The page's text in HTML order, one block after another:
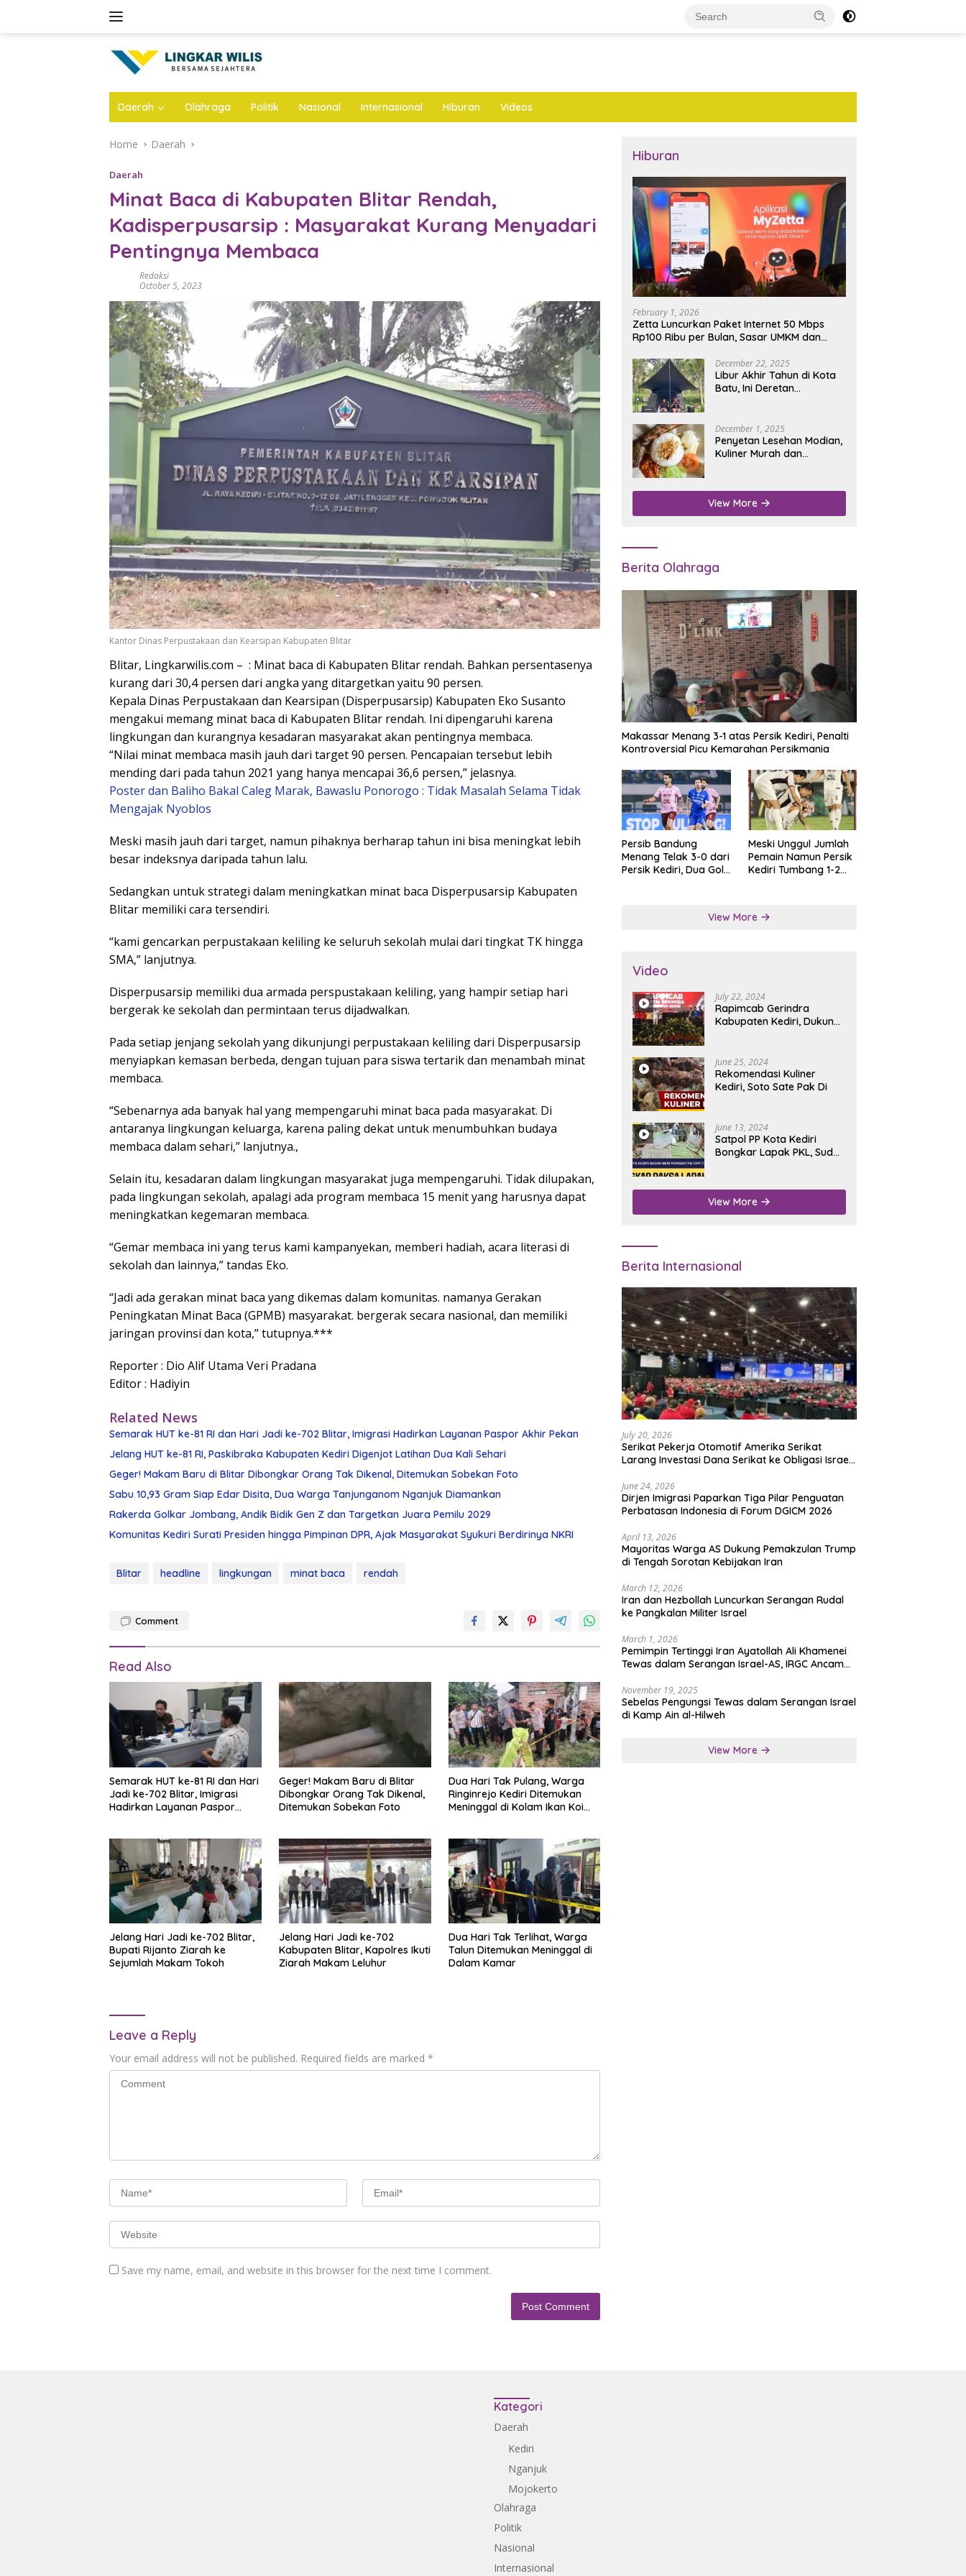
Daerah Olahraga Politik Nasional Internasional Hiburan Videos
Home Daerah
Daerah
Minat Baca di Kabupaten Blitar Rendah,
Kadisperpusarsip : Masyarakat Kurang Menyadari
Pentingnya Membaca
Redaksi
October 5, 2023
Kantor Dinas Perpustakaan dan Kearsipan Kabupaten Blitar
Blitar, Lingkarwilis.com – : Minat baca di Kabupaten Blitar rendah. Bahkan persentasenya
kurang dari 30,4 persen dari angka yang ditargetkan yaitu 90 persen.
Kepala Dinas Perpustakaan dan Kearsipan (Disperpusarsip) Kabupaten Eko Susanto
mengakui memang minat baca di Kabupaten Blitar rendah. Ini dipengaruhi karena
lingkungan dan kurangnya kesadaran masyarakat akan pentingnya membaca.
“Nilai minat membaca masih jauh dari target 90 persen. Pencapaian tersebut lebih
mending dari pada tahun 2021 yang hanya mencapai 36,6 persen,” jelasnya.
Poster dan Baliho Bakal Caleg Marak, Bawaslu Ponorogo : Tidak Masalah Selama Tidak
Mengajak Nyoblos
Meski masih jauh dari target, namun pihaknya berharap tahun ini bisa meningkat lebih
besar indeksnya daripada tahun lalu.
Sedangkan untuk strategi dalam meningkatkan minat baca Disperpusarsip Kabupaten
Blitar memiliki cara tersendiri.
“kami gencarkan perpustakaan keliling ke seluruh sekolah mulai dari tingkat TK hingga
SMA,” lanjutnya.
Disperpusarsip memiliki dua armada perspustakaan keliling, yang hampir setiap hari
bergerak ke sekolah dan permintaan terus dijadwalkan.
Pada setiap jenjang sekolah yang dikunjungi perpustakaan keliling dari Disperpusarsip
menyiapkan kemasan berbeda, dengan tujuan para siswa tertarik dan menambah minat
membaca.
“Sebenarnya ada banyak hal yang mempengaruhi minat baca pada masyarakat. Di
antaranya lingkungan keluarga, karena paling dekat untuk menumbuhkan budaya
membaca dalam sehari,” lanjutnya.,
Selain itu, kesadaran dalam lingkungan masyarakat juga mempengaruhi. Tidak dilupakan,
pada lingkungan sekolah, apalagi ada program membaca 15 menit yang harusnya dapat
meningkatkan kegemaran membaca.
“Gemar membaca ini yang terus kami kampanyekan, memberi hadiah, acara literasi di
sekolah dan lainnya,” tandas Eko.
“Jadi ada gerakan minat baca yang dikemas dalam komunitas. namanya Gerakan
Peningkatan Minat Baca (GPMB) masyarakat. bergerak secara nasional, dan memiliki
jaringan provinsi dan kota,” tutupnya.***
Reporter : Dio Alif Utama Veri Pradana
Editor : Hadiyin
Related News
Semarak HUT ke-81 RI dan Hari Jadi ke-702 Blitar, Imigrasi Hadirkan Layanan Paspor Akhir Pekan
Jelang HUT ke-81 RI, Paskibraka Kabupaten Kediri Digenjot Latihan Dua Kali Sehari
Geger! Makam Baru di Blitar Dibongkar Orang Tak Dikenal, Ditemukan Sobekan Foto
Sabu 10,93 Gram Siap Edar Disita, Dua Warga Tanjunganom Nganjuk Diamankan
Rakerda Golkar Jombang, Andik Bidik Gen Z dan Targetkan Juara Pemilu 2029
Komunitas Kediri Surati Presiden hingga Pimpinan DPR, Ajak Masyarakat Syukuri Berdirinya NKRI
Blitar headline lingkungan minat baca rendah
Comment
Read Also
Semarak HUT ke-81 RI dan Hari
Jadi ke-702 Blitar, Imigrasi
Hadirkan Layanan Paspor
Geger! Makam Baru di Blitar
Dibongkar Orang Tak Dikenal,
Ditemukan Sobekan Foto
Dua Hari Tak Pulang, Warga
Ringinrejo Kediri Ditemukan
Meninggal di Kolam Ikan Koi
Jelang Hari Jadi ke-702 Blitar,
Bupati Rijanto Ziarah ke
Sejumlah Makam Tokoh
Jelang Hari Jadi ke-702
Kabupaten Blitar, Kapolres Ikuti
Ziarah Makam Leluhur
Dua Hari Tak Terlihat, Warga
Talun Ditemukan Meninggal di
Dalam Kamar
Leave a Reply
Your email address will not be published. Required fields are marked *
Save my name, email, and website in this browser for the next time I comment.
Hiburan
February 1, 2026
Zetta Luncurkan Paket Internet 50 Mbps
Rp100 Ribu per Bulan, Sasar UMKM dan
December 22, 2025
Libur Akhir Tahun di Kota
Batu, Ini Deretan
December 1, 2025
Penyetan Lesehan Modian,
Kuliner Murah dan
Nganjuk
View More
Berita Olahraga
Makassar Menang 3-1 atas Persik Kediri, Penalti
Kontroversial Picu Kemarahan Persikmania
Persib Bandung
Menang Telak 3-0 dari
Persik Kediri, Dua Gol
Meski Unggul Jumlah
Pemain Namun Persik
Kediri Tumbang 1-2
View More
Video
July 22, 2024
Rapimcab Gerindra
Kabupaten Kediri, Dukung
June 25, 2024
Rekomendasi Kuliner
Kediri, Soto Sate Pak Di
June 13, 2024
Satpol PP Kota Kediri
Bongkar Lapak PKL, Sudah
View More
Berita Internasional
July 20, 2026
Serikat Pekerja Otomotif Amerika Serikat
Larang Investasi Dana Serikat ke Obligasi Israel,
June 24, 2026
Dirjen Imigrasi Paparkan Tiga Pilar Penguatan
Perbatasan Indonesia di Forum DGICM 2026
April 13, 2026
Mayoritas Warga AS Dukung Pemakzulan Trump
di Tengah Sorotan Kebijakan Iran
March 12, 2026
Iran dan Hezbollah Luncurkan Serangan Rudal
ke Pangkalan Militer Israel
March 1, 2026
Pemimpin Tertinggi Iran Ayatollah Ali Khamenei
Tewas dalam Serangan Israel-AS, IRGC Ancam
November 19, 2025
Sebelas Pengungsi Tewas dalam Serangan Israel
di Kamp Ain al-Hilweh
View More
Kategori
Daerah
Kediri
Nganjuk
Mojokerto
Olahraga
Politik
Nasional
Internasional